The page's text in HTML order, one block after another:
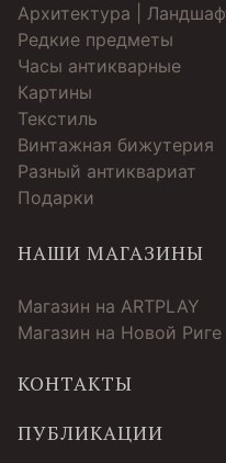
Архитектура |
Редкие предметы
Часы антикварные
Картины
Текстиль
Винтажная бижутерия
Разный антиквариат
Подарки
НАШИ МАГАЗИНЫ
Магазин на ARTPLAY
Магазин на Новой
КОНТАКТЫ
ПУБЛИКАЦИИ